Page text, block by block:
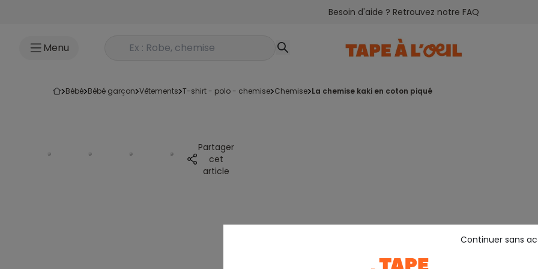
Besoin d'aide ? Retrouvez notre FAQ
Menu Rechercher un produit
bébé bébé garçon vêtements t-shirt - polo - chemise chemise la chemise kaki en coton piqué
Partager
cet
article
Continuer sans